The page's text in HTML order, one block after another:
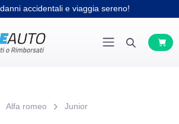
accidentali e viaggia sereno!
Alfa romeo Junior